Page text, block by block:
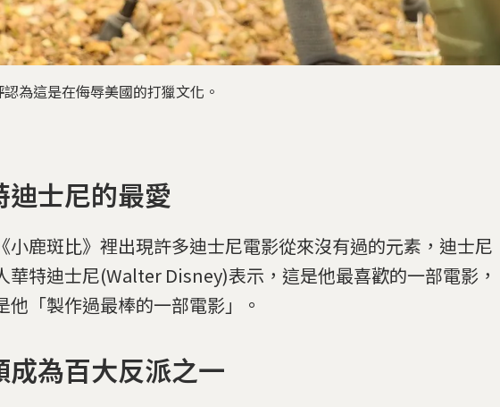
為這是在侮辱美國的打獵文化。
迪士尼的最愛
小鹿斑比》裡出現許多迪士尼電影從來沒有過的元素，迪士尼
華特迪士尼(Walter Disney)表示，這是他最喜歡的一部電影，
他「製作過最棒的一部電影」。
成為百大反派之一